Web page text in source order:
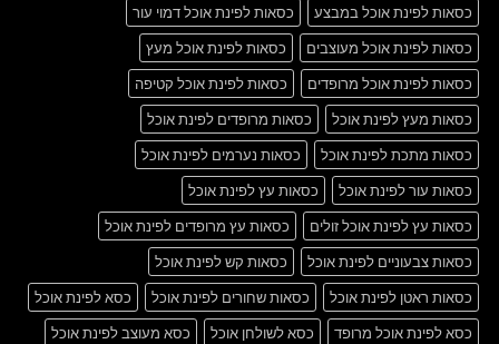
כסאות לפינת אוכל במבצע
כסאות לפינת אוכל דמוי עור
כסאות לפינת אוכל מעוצבים
כסאות לפינת אוכל מעץ
כסאות לפינת אוכל מרופדים
כסאות לפינת אוכל קטיפה
כסאות מעץ לפינת אוכל
כסאות מרופדים לפינת אוכל
כסאות מתכת לפינת אוכל
כסאות נערמים לפינת אוכל
כסאות עור לפינת אוכל
כסאות עץ לפינת אוכל
כסאות עץ לפינת אוכל זולים
כסאות עץ מרופדים לפינת אוכל
כסאות צבעוניים לפינת אוכל
כסאות קש לפינת אוכל
כסאות ראטן לפינת אוכל
כסאות שחורים לפינת אוכל
כסא לפינת אוכל
כסא לפינת אוכל מרופד
כסא לשולחן אוכל
כסא מעוצב לפינת אוכל